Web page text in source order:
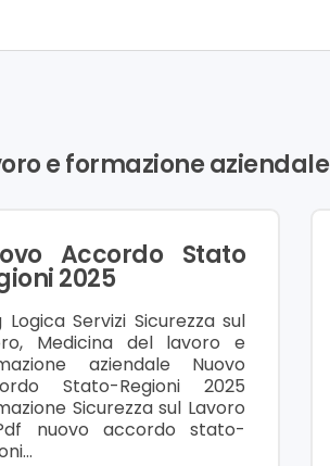
e formazione aziendale
Accordo Stato
2025
Logica Servizi Sicurezza sul
Medicina del lavoro e
aziendale Nuovo
Stato-Regioni 2025
Sicurezza sul Lavoro
nuovo accordo stato-